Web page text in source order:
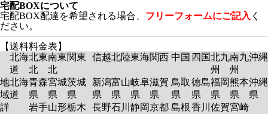
宅配BOXについて
宅配BOX配達を希望される場合、 フリーフォームにご記入 く
ださい。
【送料料金表】
北海
道
北東
北
南東
北
関東 信越北陸東海関西 中国 四国北九
州
南九
州
沖縄
地
域
詳
北海
道
青森
県
岩手
宮城
県
山形
茨城
県
栃木
新潟
県
長野
富山
県
石川
岐阜
県
静岡
滋賀
県
京都
鳥取
県
島根
徳島
県
香川
福岡
県
佐賀
熊本
県
宮崎
沖縄
県